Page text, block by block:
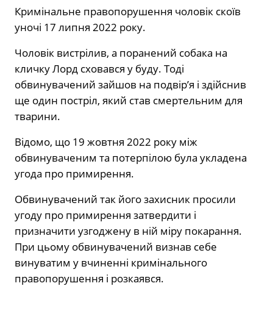
Кримінальне правопорушення чоловік скоїв
уночі 17 липня 2022 року.
Чоловік вистрілив, а поранений собака на
кличку Лорд сховався у буду. Тоді
обвинувачений зайшов на подвір’я і здійснив
ще один постріл, який став смертельним для
тварини.
Відомо, що 19 жовтня 2022 року між
обвинуваченим та потерпілою була укладена
угода про примирення.
Обвинувачений так його захисник просили
угоду про примирення затвердити і
призначити узгоджену в ній міру покарання.
При цьому обвинувачений визнав себе
винуватим у вчиненні кримінального
правопорушення і розкаявся.